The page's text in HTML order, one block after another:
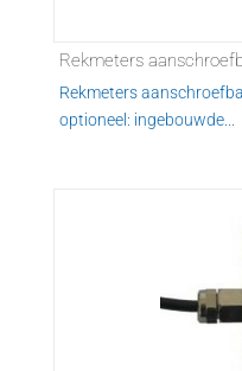
Rekmeters
Rekmeters
optioneel: ingebouwde...